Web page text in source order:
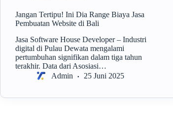
Jangan Tertipu! Ini Dia Range Biaya Jasa
Pembuatan Website di Bali
Jasa Software House Developer – Industri
digital di Pulau Dewata mengalami
pertumbuhan signifikan dalam tiga tahun
terakhir. Data dari Asosiasi…
Admin
25 Juni 2025